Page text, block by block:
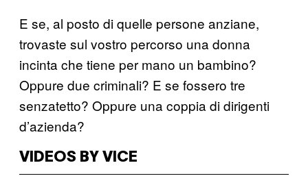
E se, al posto di quelle persone anziane,
trovaste sul vostro percorso una donna
incinta che tiene per mano un bambino?
Oppure due criminali? E se fossero tre
senzatetto? Oppure una coppia di dirigenti
d’azienda?
VIDEOS BY VICE